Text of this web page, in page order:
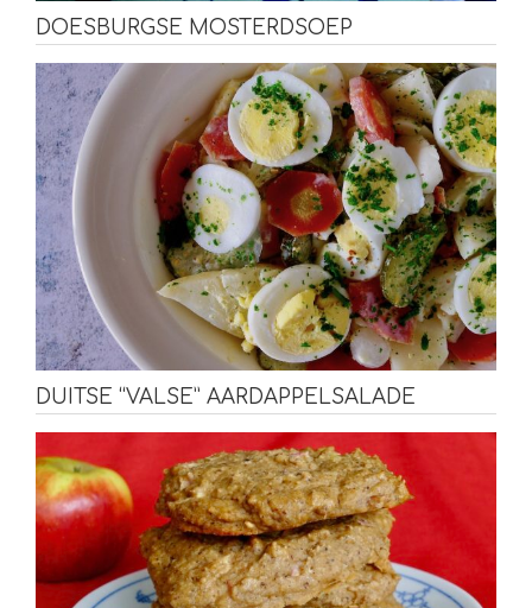
DOESBURGSE MOSTERDSOEP
DUITSE “VALSE” AARDAPPELSALADE